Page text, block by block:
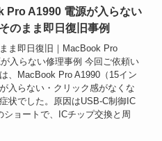
Pro A1990 電源が入らない
のまま即日復旧事例
ま即日復旧｜MacBook Pro
入らない修理事例 今回ご依頼い
、MacBook Pro A1990（15イン
入らない・クリック感がなくな
状でした。原因はUSB-C制御IC
ショートで、ICチップ交換と周